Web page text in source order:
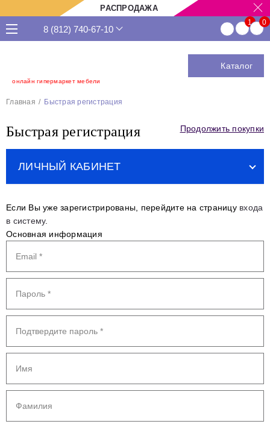
РАСПРОДАЖА
онлайн гипермаркет мебели
8 (812) 740-67-10
Каталог
Главная Быстрая регистрация
Быстрая регистрация Продолжить покупки
ЛИЧНЫЙ КАБИНЕТ
Регистрация
Забыли пароль?
Закладки
История заказов
Если Вы уже зарегистрированы, перейдите на страницу входа
в систему.
Основная информация